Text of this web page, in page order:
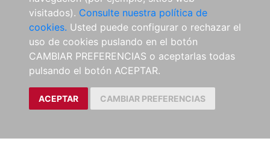
visitados). Consulte nuestra política de
cookies. Usted puede configurar o rechazar el
uso de cookies puslando en el botón
CAMBIAR PREFERENCIAS o aceptarlas todas
pulsando el botón ACEPTAR.
ACEPTAR CAMBIAR PREFERENCIAS